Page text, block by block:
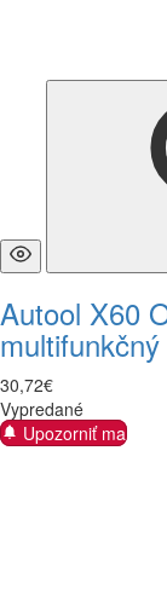
Autool X60
30,72€
Vypredané
Upozorniť ma